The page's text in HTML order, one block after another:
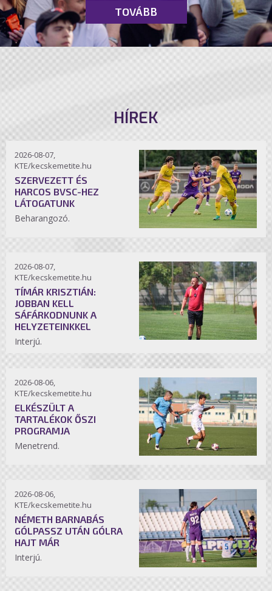
TOVÁBB
HÍREK
2026-08-07,
KTE/kecskemetite.hu
SZERVEZETT ÉS
HARCOS BVSC-HEZ
LÁTOGATUNK
Beharangozó.
2026-08-07,
KTE/kecskemetite.hu
TÍMÁR KRISZTIÁN:
JOBBAN KELL
SÁFÁRKODNUNK A
HELYZETEINKKEL
Interjú.
2026-08-06,
KTE/kecskemetite.hu
ELKÉSZÜLT A
TARTALÉKOK ŐSZI
PROGRAMJA
Menetrend.
2026-08-06,
KTE/kecskemetite.hu
NÉMETH BARNABÁS
GÓLPASSZ UTÁN GÓLRA
HAJT MÁR
Interjú.